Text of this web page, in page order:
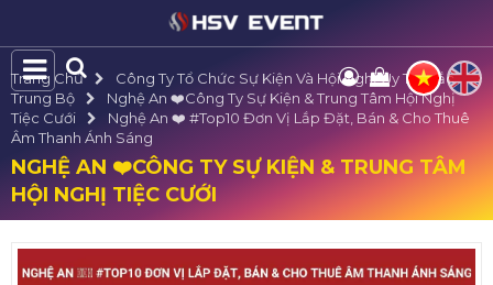
Trang Chủ
Công Ty Tổ Chức Sự Kiện Và Hội Nghị Uy Tín Bắc
Trung Bộ
Nghệ An ❤️️Công Ty Sự Kiện & Trung Tâm Hội Nghị
Tiệc Cưới
Nghệ An ❤️️ #top10 Đơn Vị Lắp Đặt, Bán & Cho Thuê
Âm Thanh Ánh Sáng
NGHỆ AN ❤️️CÔNG TY SỰ KIỆN & TRUNG TÂM
HỘI NGHỊ TIỆC CƯỚI